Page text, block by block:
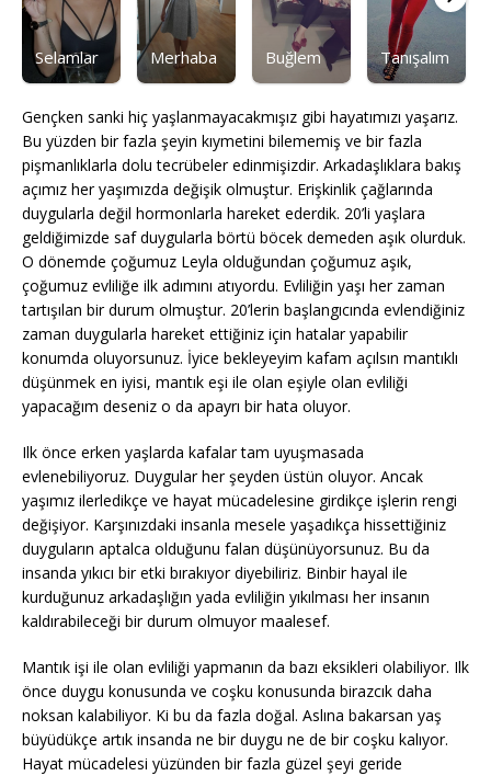
Selamlar Merhaba Buğlem Tanışalım
Gençken sanki hiç yaşlanmayacakmışız gibi hayatımızı yaşarız.
Bu yüzden bir fazla şeyin kıymetini bilememiş ve bir fazla
pişmanlıklarla dolu tecrübeler edinmişizdir. Arkadaşlıklara bakış
açımız her yaşımızda değişik olmuştur. Erişkinlik çağlarında
duygularla değil hormonlarla hareket ederdik. 20’li yaşlara
geldiğimizde saf duygularla börtü böcek demeden aşık olurduk.
O dönemde çoğumuz Leyla olduğundan çoğumuz aşık,
çoğumuz evliliğe ilk adımını atıyordu. Evliliğin yaşı her zaman
tartışılan bir durum olmuştur. 20’lerin başlangıcında evlendiğiniz
zaman duygularla hareket ettiğiniz için hatalar yapabilir
konumda oluyorsunuz. İyice bekleyeyim kafam açılsın mantıklı
düşünmek en iyisi, mantık eşi ile olan eşiyle olan evliliği
yapacağım deseniz o da apayrı bir hata oluyor.
Ilk önce erken yaşlarda kafalar tam uyuşmasada
evlenebiliyoruz. Duygular her şeyden üstün oluyor. Ancak
yaşımız ilerledikçe ve hayat mücadelesine girdikçe işlerin rengi
değişiyor. Karşınızdaki insanla mesele yaşadıkça hissettiğiniz
duyguların aptalca olduğunu falan düşünüyorsunuz. Bu da
insanda yıkıcı bir etki bırakıyor diyebiliriz. Binbir hayal ile
kurduğunuz arkadaşlığın yada evliliğin yıkılması her insanın
kaldırabileceği bir durum olmuyor maalesef.
Mantık işi ile olan evliliği yapmanın da bazı eksikleri olabiliyor. Ilk
önce duygu konusunda ve coşku konusunda birazcık daha
noksan kalabiliyor. Ki bu da fazla doğal. Aslına bakarsan yaş
büyüdükçe artık insanda ne bir duygu ne de bir coşku kalıyor.
Hayat mücadelesi yüzünden bir fazla güzel şeyi geride